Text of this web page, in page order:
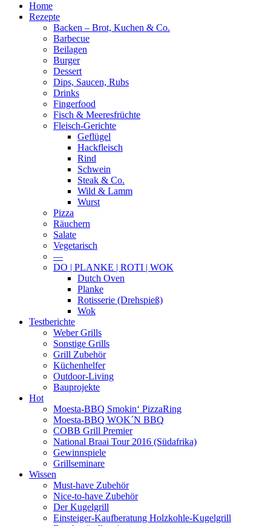
Home
Rezepte
Backen – Brot, Kuchen & Co.
Barbecue
Beilagen
Burger
Dessert
Dips, Saucen, Rubs
Drinks
Fingerfood
Fisch & Meeresfrüchte
Fleisch-Gerichte
Geflügel
Hackfleisch
Rind
Schwein
Steak & Co.
Wild & Lamm
Wurst
Pizza
Räuchern
Salate
Vegetarisch
—
DO | PLANKE | ROTI | WOK
Dutch Oven
Planke
Rotisserie (Drehspieß)
Wok
Testberichte
Weber Grills
Sonstige Grills
Grill Zubehör
Küchenhelfer
Outdoor-Living
Bauprojekte
Hot
Moesta-BBQ Smokin‘ PizzaRing
Moesta-BBQ WOK´N BBQ
COBB Grill Premier
National Braai Tour 2016 (Südafrika)
Gewinnspiele
Grillseminare
Wissen
Must-have Zubehör
Nice-to-have Zubehör
Der Kugelgrill
Einsteiger-Kaufberatung Holzkohle-Kugelgrill